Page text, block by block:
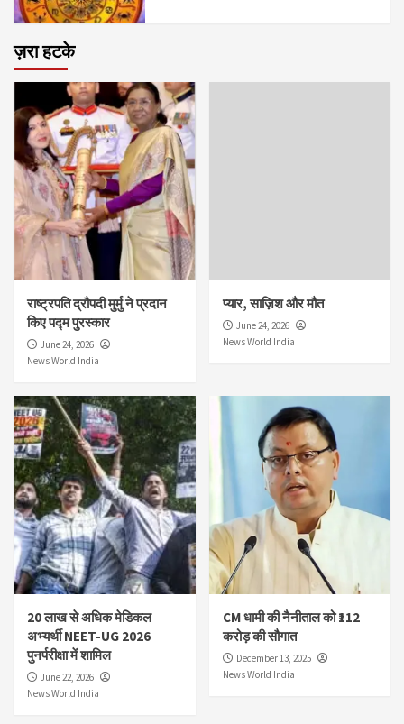
ज़रा हटके
राष्ट्रपति द्रौपदी मुर्मु ने प्रदान
किए पद्म पुरस्कार
June 24, 2026
News World India
प्यार, साज़िश और मौत
June 24, 2026
News World India
20 लाख से अधिक मेडिकल
अभ्यर्थी NEET-UG 2026
पुनर्परीक्षा में शामिल
June 22, 2026
News World India
CM धामी की नैनीताल को ₹112
करोड़ की सौगात
December 13, 2025
News World India